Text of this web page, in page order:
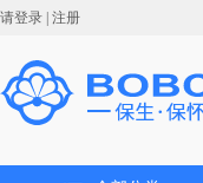
请登录 | 注册